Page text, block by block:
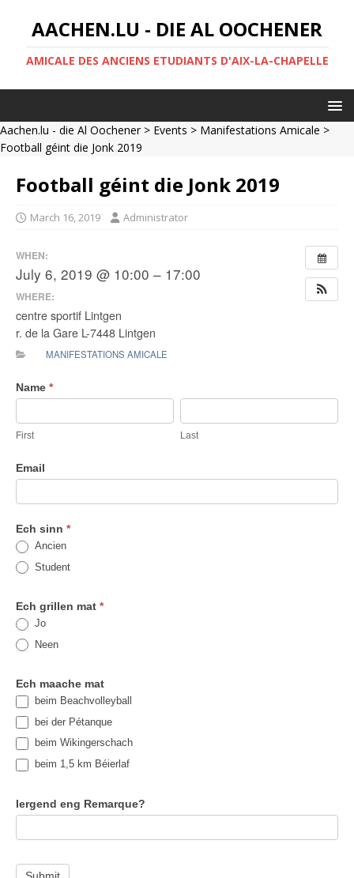
AACHEN.LU - DIE AL OOCHENER
AMICALE DES ANCIENS ETUDIANTS D'AIX-LA-CHAPELLE
Aachen.lu - die Al Oochener> Events > Manifestations Amicale >
Football géint die Jonk 2019
Football géint die Jonk 2019
March 16, 2019 Administrator
WHEN:
July 6, 2019 @ 10:00 – 17:00
WHERE:
centre sportif Lintgen
r. de la Gare L-7448 Lintgen
MANIFESTATIONS AMICALE
Olympiad
mat
dem
AVL
Name *
First Last
Email
Ech sinn *
Ancien
Student
Ech grillen mat *
Jo
Neen
Ech maache mat
beim Beachvolleyball
bei der Pétanque
beim Wikingerschach
beim 1,5 km Béierlaf
Iergend eng Remarque?
Submit